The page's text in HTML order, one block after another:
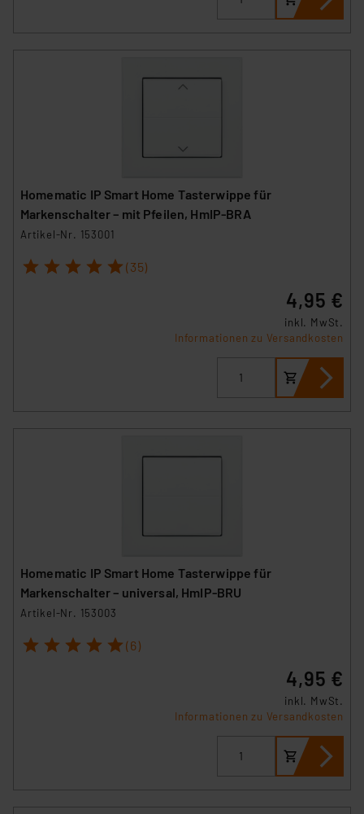
Daten in den USA. Ihre Einwilligung zur Einbindung von
und zu der jeweiligen Datenübermittlung erhalten Sie in
dass die USA als Land mit unzureichendem
Unsere Kooperation mit diesen Dienstleistern stützt
Europäischen Kommission sowie einer eigenen
insbesondere der Art der übermittelten Daten,
Homematic IP Smart Home Tasterwippe für
Markenschalter – mit Pfeilen, HmIP-BRA
Artikel-Nr. 153001
1 2 3 4 5 (35)
4,95 €
inkl. MwSt.
Informationen zu Versandkosten
Homematic IP Smart Home Tasterwippe für
Markenschalter – universal, HmIP-BRU
Artikel-Nr. 153003
1 2 3 4 5 (6)
4,95 €
inkl. MwSt.
Informationen zu Versandkosten